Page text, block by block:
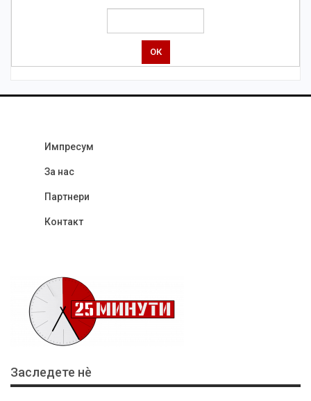
Импресум
За нас
Партнери
Контакт
Заследете нѐ